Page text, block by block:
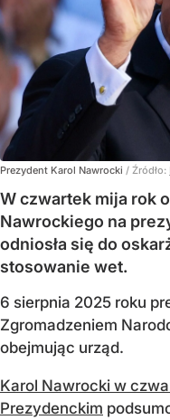
Prezydent Karol Nawrocki / Źródło:
W czwartek mija rok
Nawrockiego na
odniosła się do
stosowanie wet.
6 sierpnia 2025 roku
Zgromadzeniem
obejmując urząd.
Karol Nawrocki w
Prezydenckim